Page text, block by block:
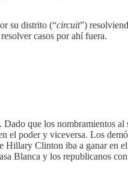
su distrito (“circuit”)
casos por ahí fuera.
que los nombramientos al
el poder y viceversa. Los
Hillary Clinton iba a ganar en
Blanca y los republicanos